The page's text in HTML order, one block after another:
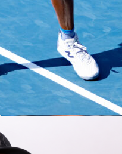
Los
Washington, ganando